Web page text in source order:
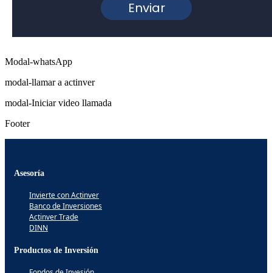
Modal-whatsApp
modal-llamar a actinver
modal-Iniciar video llamada
Footer
Asesoría
Invierte con Actinver
Banco de Inversiones
Actinver Trade
DINN
Productos de Inversión